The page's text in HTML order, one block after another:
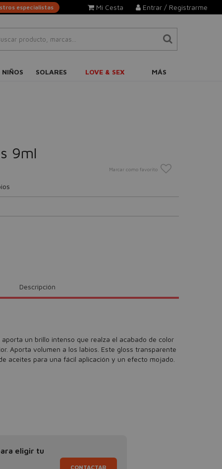
especialistas Entrar / Registrarme
Mi Cesta
NIÑOS SOLARES LOVE & SEX MÁS
9ml
Marcar como favorito
Descripción
un brillo intenso que realza el acabado de color
Aporta volumen a los labios. Este gloss transparente
aceites para una fácil aplicación y un efecto mojado.
eligir tu
CONTACTAR